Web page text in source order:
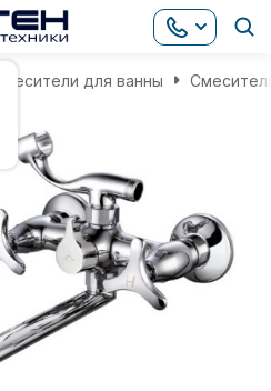
Смесители для ванны